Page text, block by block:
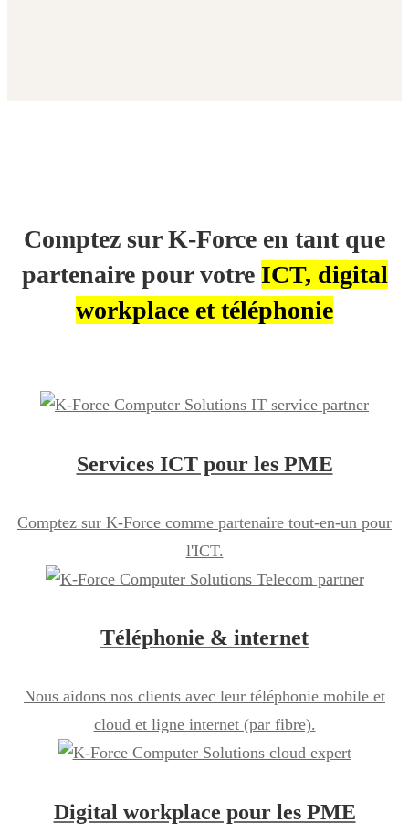
Comptez sur K-Force en tant que
partenaire pour votre ICT, digital
workplace et téléphonie
Services ICT pour les PME
Comptez sur K-Force comme partenaire tout-en-un pour
l'ICT.
Téléphonie & internet
Nous aidons nos clients avec leur téléphonie mobile et
cloud et ligne internet (par fibre).
Digital workplace pour les PME